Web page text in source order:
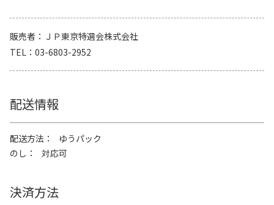
販売者
ＪＰ東京特選会株式会社
TEL
03-6803-2952
配送情報
配送方法
ゆうパック
のし
対応可
決済方法